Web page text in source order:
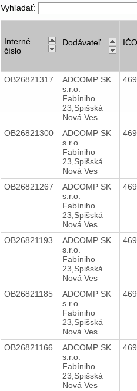
Vyhľadať:
Interné
číslo
Dodávateľ IČO
OB26821317
ADCOMP SK
s.r.o.
Fabíniho
23,Spišská
Nová Ves
OB26821300
ADCOMP SK
s.r.o.
Fabíniho
23,Spišská
Nová Ves
OB26821267
ADCOMP SK
s.r.o.
Fabíniho
23,Spišská
Nová Ves
OB26821193
ADCOMP SK
s.r.o.
Fabíniho
23,Spišská
Nová Ves
OB26821185
ADCOMP SK
s.r.o.
Fabíniho
23,Spišská
Nová Ves
OB26821166
ADCOMP SK
s.r.o.
Fabíniho
23,Spišská
Nová Ves